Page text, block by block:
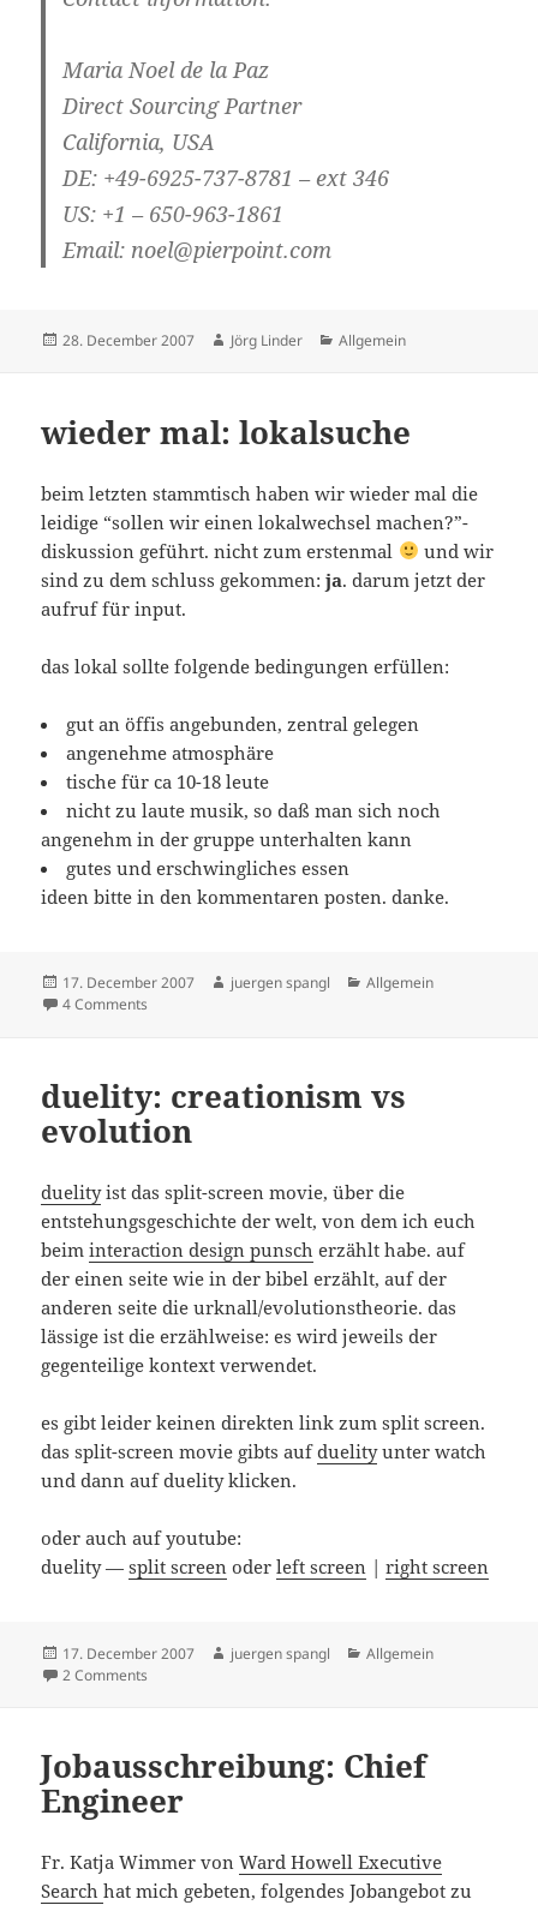
Maria Noel de la Paz
Direct Sourcing Partner
California, USA
DE: +49-6925-737-8781 – ext 346
US: +1 – 650-963-1861
Email: noel@pierpoint.com
Posted
28. December 2007 Author
Jörg Linder Categories
Allgemein
wieder mal: lokalsuche
beim letzten stammtisch haben wir wieder mal die
leidige “sollen wir einen lokalwechsel machen?”-
diskussion geführt. nicht zum erstenmal
und wir
sind zu dem schluss gekommen:ja. darum jetzt der
aufruf für input.
das lokal sollte folgende bedingungen erfüllen:
gut an öffis angebunden, zentral gelegen
angenehme atmosphäre
tische für ca 10-18 leute
nicht zu laute musik, so daß man sich noch
angenehm in der gruppe unterhalten kann
gutes und erschwingliches essen
ideen bitte in den kommentaren posten. danke.
Posted
on
17. December 2007 Author
juergen spangl Categories
Allgemein
4 Comments
duelity: creationism vs
evolution
duelityist das split-screen movie, über die
entstehungsgeschichte der welt, von dem ich euch
beiminteraction design punsch erzählt habe. auf
der einen seite wie in der bibel erzählt, auf der
anderen seite die urknall/evolutionstheorie. das
lässige ist die erzählweise: es wird jeweils der
gegenteilige kontext verwendet.
es gibt leider keinen direkten link zum split screen.
das split-screen movie gibts aufduelityunter watch
und dann auf duelity klicken.
oder auch auf youtube:
duelity —split screen oderleft screen |right screen
Posted
on
17. December 2007 Author
juergen spangl Categories
Allgemein
2 Comments
Jobausschreibung: Chief
Engineer
Fr. Katja Wimmer vonWard Howell Executive
Searchhat mich gebeten, folgendes Jobangebot zu